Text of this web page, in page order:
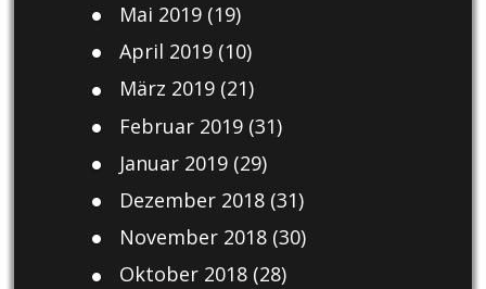
Mai 2019(19)
April 2019(10)
März 2019(21)
Februar 2019(31)
Januar 2019(29)
Dezember 2018(31)
November 2018(30)
Oktober 2018(28)